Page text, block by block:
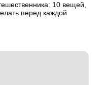
10 вещей,
перед каждой